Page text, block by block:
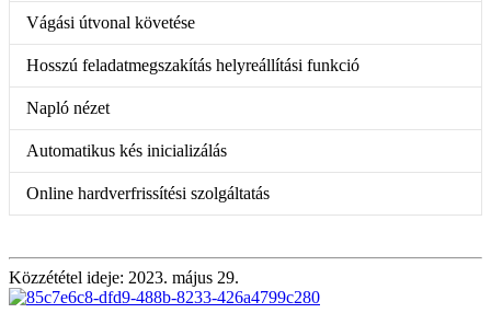
Vágási útvonal követése
Hosszú feladatmegszakítás helyreállítási funkció
Napló nézet
Automatikus kés inicializálás
Online hardverfrissítési szolgáltatás
Közzététel ideje: 2023. május 29.